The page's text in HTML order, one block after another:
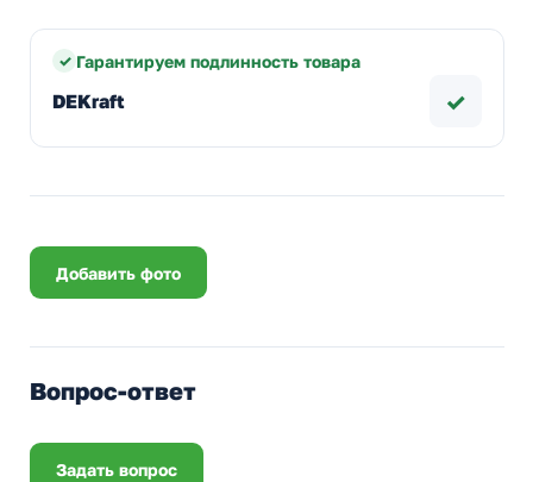
Гарантируем подлинность товара
DEKraft ✓
Добавить фото
Вопрос-ответ
Задать вопрос